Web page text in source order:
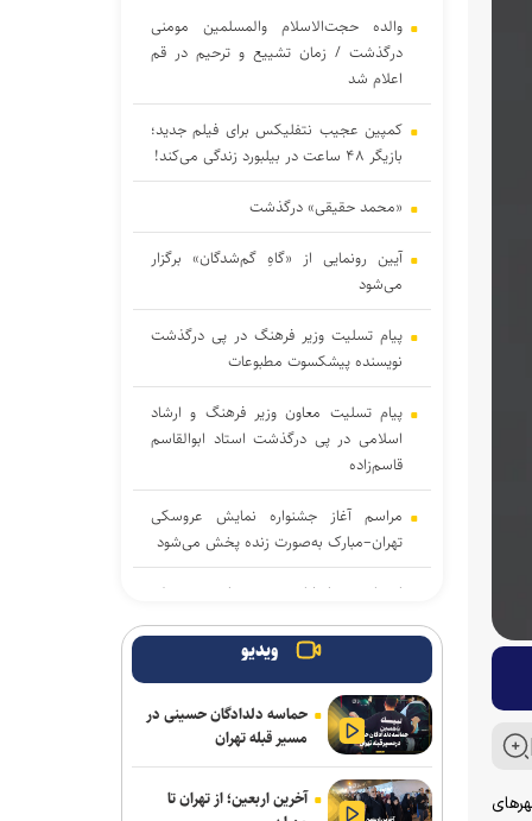
والده حجت‌الاسلام والمسلمین مومنی
درگذشت / زمان تشییع و ترحیم در قم
اعلام شد
کمپین عجیب نتفلیکس برای فیلم جدید؛
بازیگر ۴۸ ساعت در بیلبورد زندگی می‌کند!
«محمد حقیقی» درگذشت
آیین رونمایی از «گاهِ گم‌شدگان» برگزار
می‌شود
پیام تسلیت وزیر فرهنگ در پی درگذشت
نویسنده پیشکسوت مطبوعات
پیام تسلیت معاون وزیر فرهنگ و ارشاد
اسلامی در پی درگذشت استاد ابوالقاسم
قاسم‌زاده
مراسم آغاز جشنواره نمایش عروسکی
تهران–مبارک به‌صورت زنده پخش می‌شود
انتخاب و انطباق هوشمندانه محصول؛
نخستین گام صادرات موفق صنایع فرهنگی
بازی ویدئویی؛ روایت زندگی اسطورهای که
فوتبال آمریکایی را متحول کرد
«کوکوملون: فیلم سینمایی» با تریلری
جادویی راهی اکران ۲۰۲۷ شد / خوانندهٔ
ویدیو
حماسه دلدادگان حسینی در
مسیر قبله تهران
آخرین اربعین؛ از تهران تا